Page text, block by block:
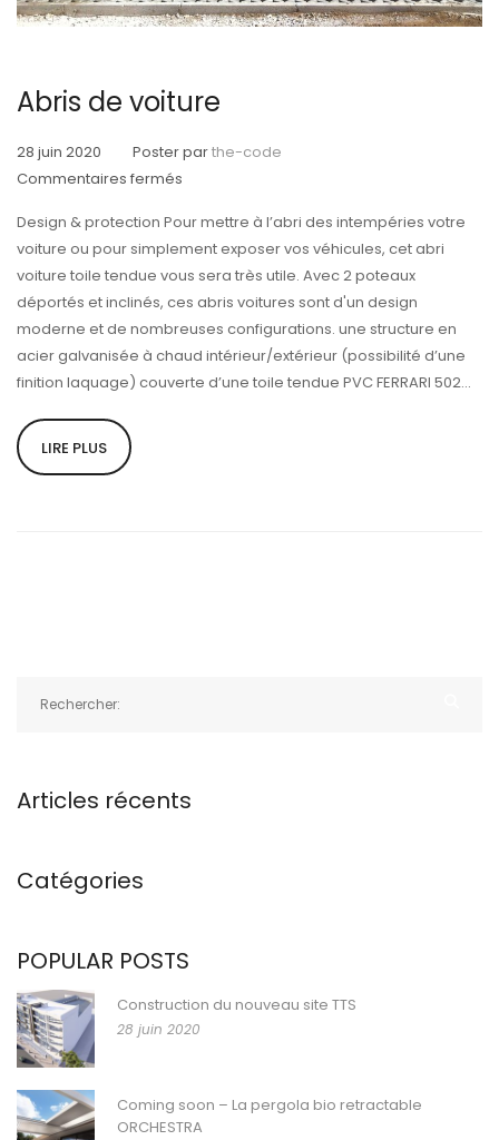
Abris de voiture
28 juin 2020 Poster parthe-code
Commentaires fermés
de
voiture
Design & protection Pour mettre à l’abri des intempéries votre
voiture ou pour simplement exposer vos véhicules, cet abri
voiture toile tendue vous sera très utile. Avec 2 poteaux
déportés et inclinés, ces abris voitures sont d'un design
moderne et de nombreuses configurations. une structure en
acier galvanisée à chaud intérieur/extérieur (possibilité d’une
finition laquage) couverte d’une toile tendue PVC FERRARI 502...
LIRE PLUS
Articles récents
Catégories
POPULAR POSTS
Construction du nouveau site TTS
28 juin 2020
Coming soon – La pergola bio retractable
ORCHESTRA